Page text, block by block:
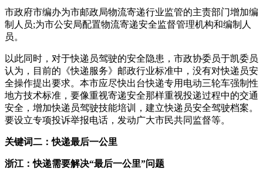
市政府市编办为市邮政局物流寄递行业监管的主责部门增加编
制人员;为市公安局配置物流寄递安全监督管理机构和编制人
员。
以此同时，对于快递员驾驶的安全隐患，市政协委员于凯委员
认为，目前的《快递服务》邮政行业标准中，没有对快递员安
全操作提出要求。本市应尽快出台快递专用电动三轮车强制性
地方技术标准，要像重视寄递安全那样重视投递过程中的交通
安全，增加快递员驾驶技能培训，建立快递员安全驾驶档案。
要设立专项投诉举报电话，发动广大市民共同监督等。
关键词二：快递最后一公里
浙江：快递需要解决“最后一公里”问题